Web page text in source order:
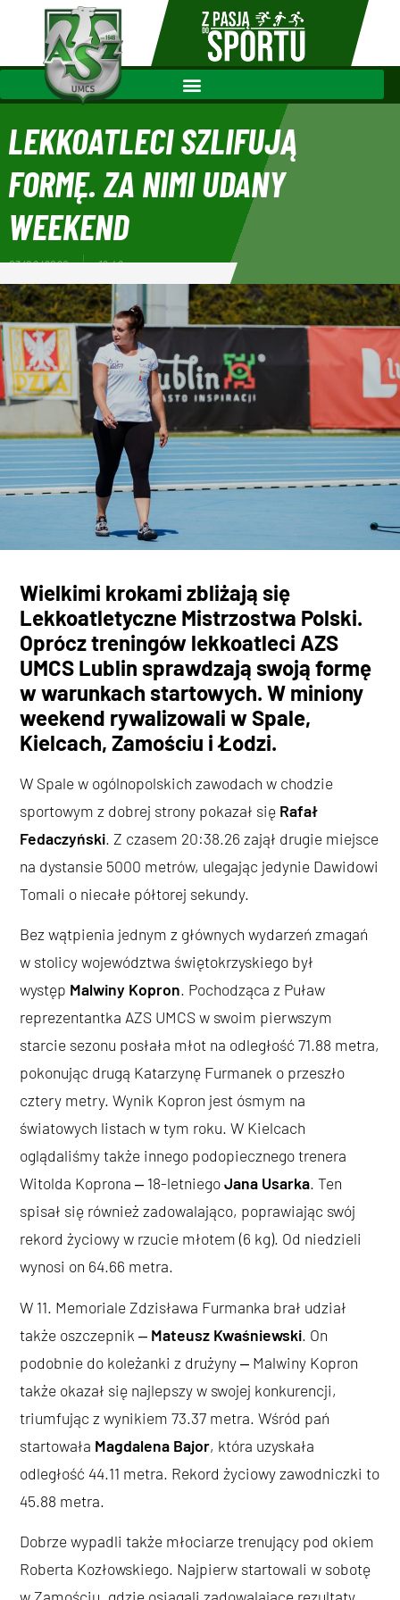
LEKKOATLECI SZLIFUJĄ
FORMĘ. ZA NIMI UDANY
WEEKEND
03/08/2020 12:48
Wielkimi krokami zbliżają się
Lekkoatletyczne Mistrzostwa Polski.
Oprócz treningów lekkoatleci AZS
UMCS Lublin sprawdzają swoją formę
w warunkach startowych. W miniony
weekend rywalizowali w Spale,
Kielcach, Zamościu i Łodzi.
W Spale w ogólnopolskich zawodach w chodzie
sportowym z dobrej strony pokazał się Rafał
Fedaczyński. Z czasem 20:38.26 zajął drugie miejsce
na dystansie 5000 metrów, ulegając jedynie Dawidowi
Tomali o niecałe półtorej sekundy.
Bez wątpienia jednym z głównych wydarzeń zmagań
w stolicy województwa świętokrzyskiego był
występ Malwiny Kopron. Pochodząca z Puław
reprezentantka AZS UMCS w swoim pierwszym
starcie sezonu posłała młot na odległość 71.88 metra,
pokonując drugą Katarzynę Furmanek o przeszło
cztery metry. Wynik Kopron jest ósmym na
światowych listach w tym roku. W Kielcach
oglądaliśmy także innego podopiecznego trenera
Witolda Koprona ‒ 18-letniegoJana Usarka. Ten
spisał się również zadowalająco, poprawiając swój
rekord życiowy w rzucie młotem (6 kg). Od niedzieli
wynosi on 64.66 metra.
W 11. Memoriale Zdzisława Furmanka brał udział
także oszczepnik ‒ Mateusz Kwaśniewski. On
podobnie do koleżanki z drużyny ‒ Malwiny Kopron
także okazał się najlepszy w swojej konkurencji,
triumfując z wynikiem 73.37 metra. Wśród pań
startowała Magdalena Bajor, która uzyskała
odległość 44.11 metra. Rekord życiowy zawodniczki to
45.88 metra.
Dobrze wypadli także młociarze trenujący pod okiem
Roberta Kozłowskiego. Najpierw startowali w sobotę